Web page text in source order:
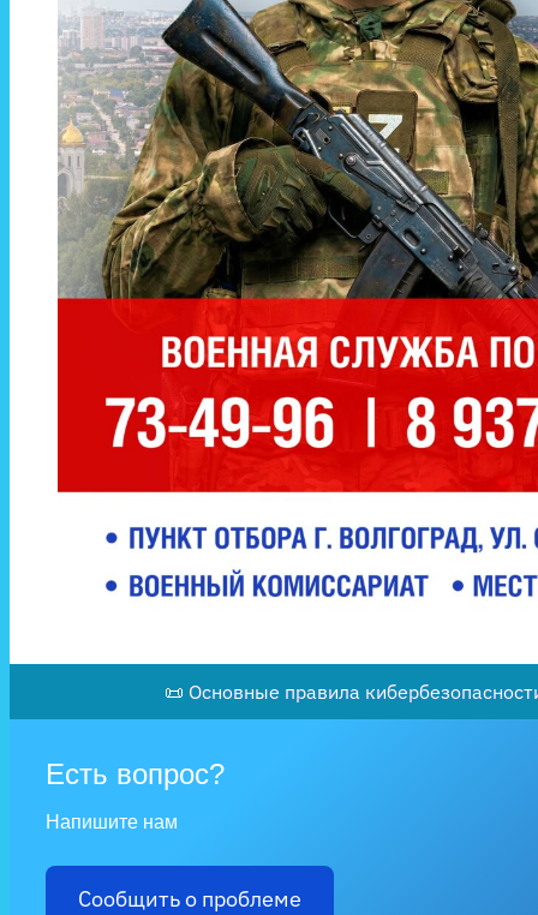
📜 Основные правила
Есть вопрос?
Напишите нам
Сообщить о проблеме